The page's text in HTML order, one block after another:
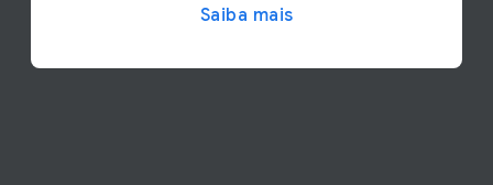
Saiba mais